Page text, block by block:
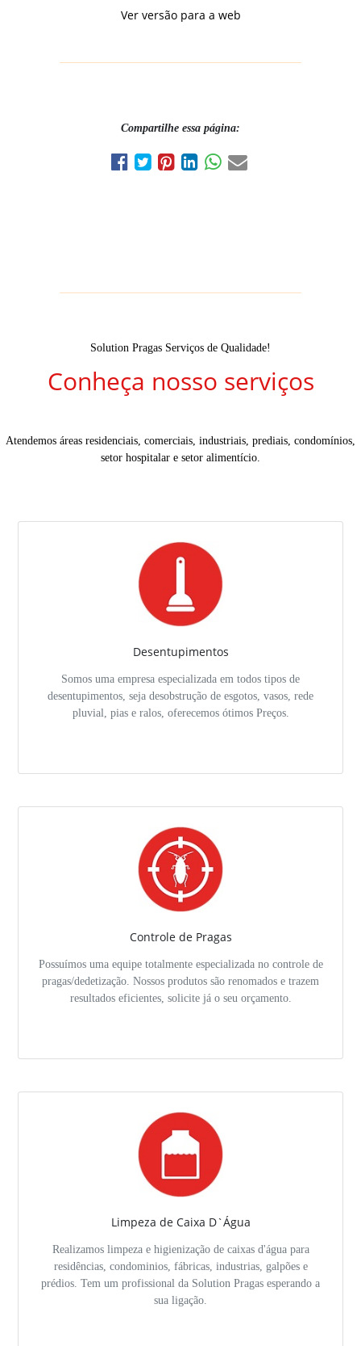
Ver versão para a web
Compartilhe essa página:
Solution Pragas Serviços de Qualidade!
Conheça nosso serviços
Atendemos áreas residenciais, comerciais, industriais, prediais, condomínios,
setor hospitalar e setor alimentício.
Desentupimentos
Somos uma empresa especializada em todos tipos de
desentupimentos, seja desobstrução de esgotos, vasos, rede
pluvial, pias e ralos, oferecemos ótimos Preços.
Controle de Pragas
Possuímos uma equipe totalmente especializada no controle de
pragas/dedetização. Nossos produtos são renomados e trazem
resultados eficientes, solicite já o seu orçamento.
Limpeza de Caixa D`Água
Realizamos limpeza e higienização de caixas d'água para
residências, condominios, fábricas, industrias, galpões e
prédios. Tem um profissional da Solution Pragas esperando a
sua ligação.